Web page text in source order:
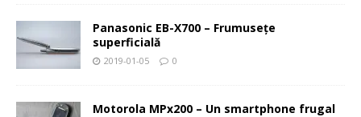
Panasonic EB-X700 – Frumuseţe
superficială
2019-01-05 0
Motorola MPx200 – Un smartphone frugal